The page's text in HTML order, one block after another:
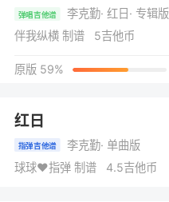
弹唱吉他谱 李克勤· 红日 · 专辑版
伴我纵横 制谱 5吉他币
原版 59%
红日
指弹吉他谱 李克勤· 单曲版
球球❤️指弹 制谱 4.5吉他币